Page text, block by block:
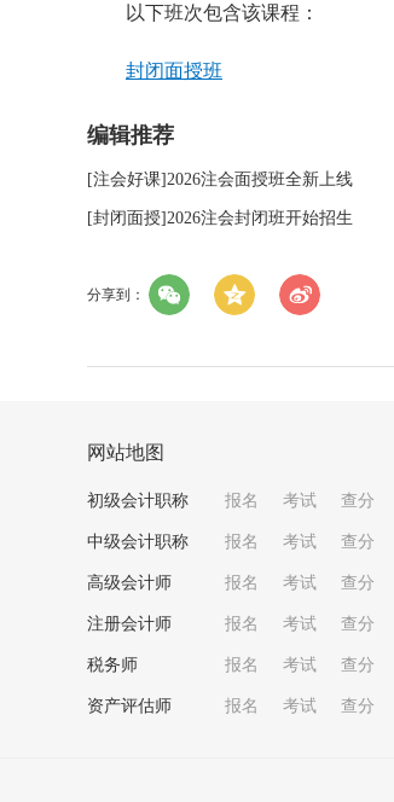
播放
以下班次包含该课程：
封闭面授班
编辑推荐
[注会好课]2026注会面授班全新上线
[封闭面授]2026注会封闭班开始招生
分享到：
网站地图
初级会计职称 报名 考试 查分
中级会计职称 报名 考试 查分
高级会计师 报名 考试 查分
注册会计师 报名 考试 查分
税务师 报名 考试 查分
资产评估师 报名 考试 查分